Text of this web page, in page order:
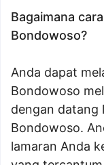
Bagaimana
Bondowoso?
Anda dapat
Bondowoso
dengan datang
Bondowoso.
lamaran Anda